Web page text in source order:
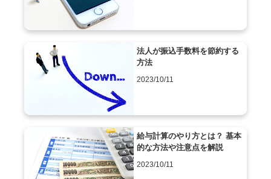
法人が振込手数料を節約する
方法
2023/10/11
給与計算のやり方とは？ 基本
的な方法や注意点を解説
2023/10/11